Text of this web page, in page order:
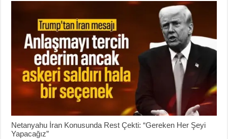
Netanyahu İran Konusunda Rest Çekti: “Gereken Her Şeyi
Yapacağız”